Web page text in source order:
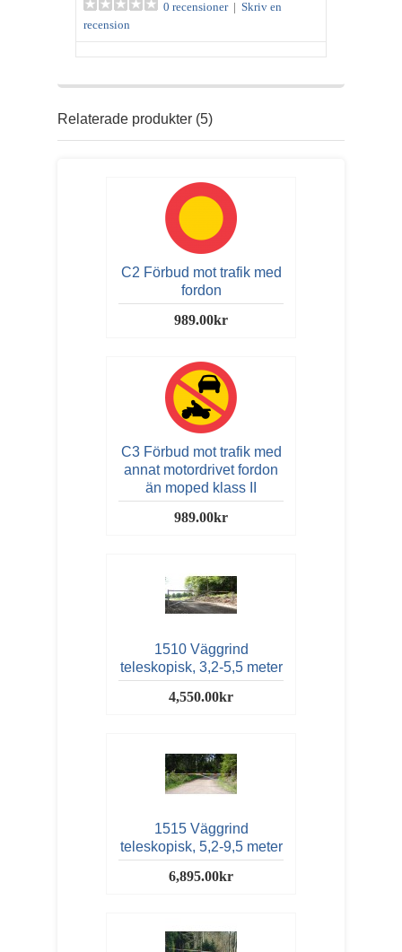
0 recensioner| Skriv en
recension
Relaterade produkter (5)
C2 Förbud mot trafik med
fordon
989.00kr
C3 Förbud mot trafik med
annat motordrivet fordon
än moped klass II
989.00kr
1510 Väggrind
teleskopisk, 3,2-5,5 meter
4,550.00kr
1515 Väggrind
teleskopisk, 5,2-9,5 meter
6,895.00kr